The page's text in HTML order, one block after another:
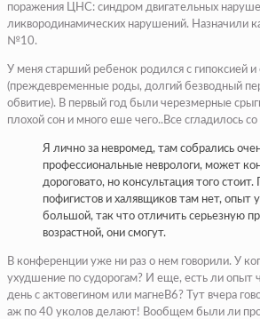
поражения ЦНС: синдром двигательных
ликвородинамических нарушений. Назначили
№10.
У меня старший ребенок родился с гипоксией
(преждевременные роды, долгий безводный
обвитие). В первый год были черезмерные
плохой сон и мнoго еше чего..Все сгладилось
Я лично за невромед, там собрались
профессиональные неврологи, может
дороговато, но консультация того
пофигистов и халявщиков там нет, опыт
большой, так что отличить серьезную
возрастной, они смогут.
В конференции уже ни раз о нем говорили. У
ухудшение по судорогам? И еще, есть ли опыт
день с актовегином или магнеВ6? Тут вчера
аж по 40 уколов делают! Вообщем были ли